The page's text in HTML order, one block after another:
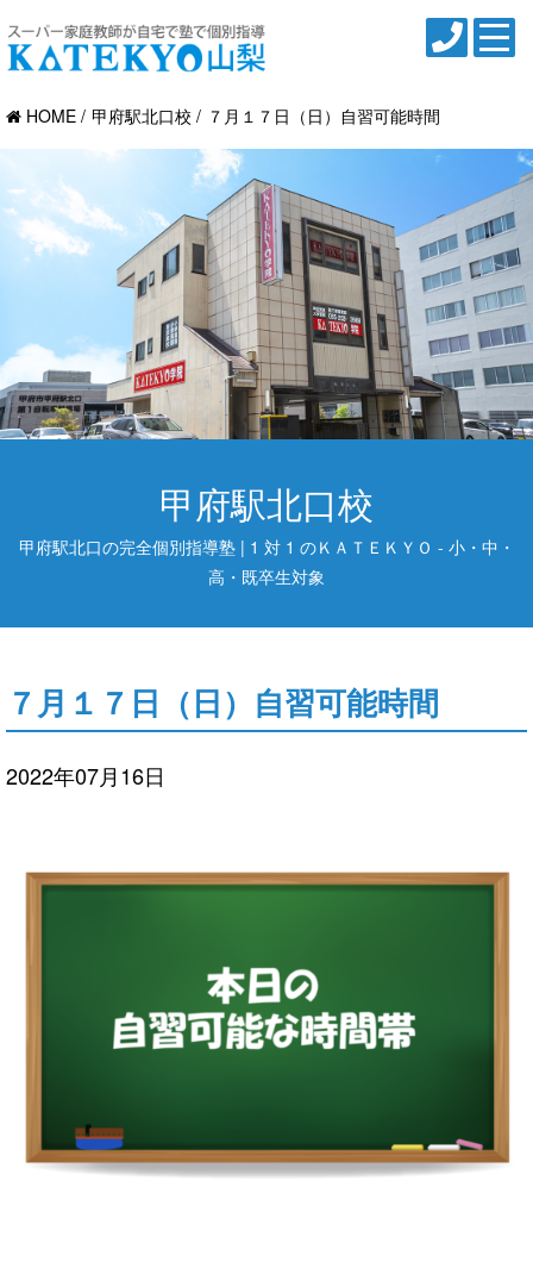
HOME 甲府駅北口校 ７月１７日（日）自習可能時間
甲府駅北口校
甲府駅北口の完全個別指導塾 | 1 対 1 のＫＡＴＥＫＹＯ - 小・中・
高・既卒生対象
７月１７日（日）自習可能時間
2022年07月16日